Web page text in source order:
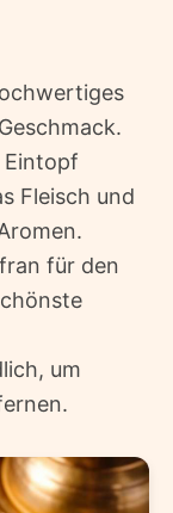
Eintopf
Fleisch und
für den
um